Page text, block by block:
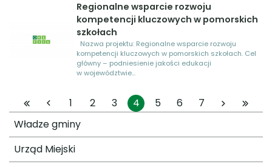
Regionalne wsparcie rozwoju
kompetencji kluczowych w pomorskich
szkołach
Nazwa projektu: Regionalne wsparcie rozwoju
kompetencji kluczowych w pomorskich szkołach. Cel
główny – podniesienie jakości edukacji
w województwie...
1 2 3 4 5 6
7
Władze gminy
Urząd Miejski